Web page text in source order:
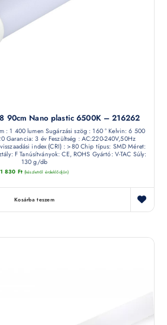
90cm Nano plastic 6500K – 216262
: 1 400 lumen Sugárzási szög : 160 ° Kelvin: 6 500
Garancia: 3 év Feszültség : AC:220-240V,50Hz
index (CRI) : >80 Chip típus: SMD Méret:
F Tanúsítványok: CE, ROHS Gyártó: V-TAC Súly:
130 g/db
1 830 Ft (készletről érdeklődjön)
Kosárba teszem